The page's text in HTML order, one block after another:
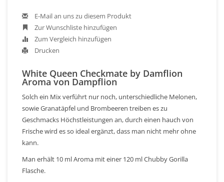
E-Mail an uns zu diesem Produkt
Zur Wunschliste hinzufügen
Zum Vergleich hinzufügen
Drucken
White Queen Checkmate by Damflion
Aroma von Dampflion
Solch ein Mix verführt nur noch, unterschiedliche Melonen,
sowie Granatäpfel und Brombeeren treiben es zu
Geschmacks Höchstleistungen an, durch einen hauch von
Frische wird es so ideal ergänzt, dass man nicht mehr ohne
kann.
Man erhält 10 ml Aroma mit einer 120 ml Chubby Gorilla
Flasche.